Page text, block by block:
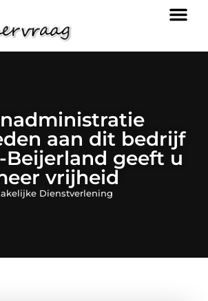
aan dit bedrijf
geeft u
vrijheid
Dienstverlening